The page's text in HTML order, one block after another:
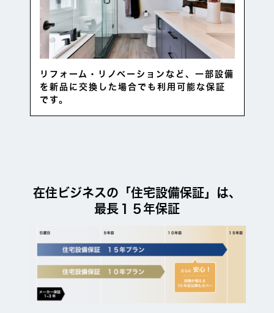
リフォーム・リノベーションなど、一部設備
を新品に交換した場合でも利用可能な保証
です。
在住ビジネスの「住宅設備保証」は、
最長１５年保証